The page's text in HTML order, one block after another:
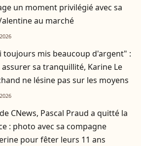
un moment privilégié avec sa
au marché
toujours mis beaucoup d'argent" :
sa tranquillité, Karine Le
ne lésine pas sur les moyens
CNews, Pascal Praud a quitté la
: photo avec sa compagne
pour fêter leurs 11 ans